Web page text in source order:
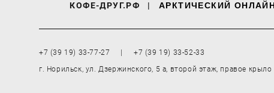
КОФЕ-ДРУГ.РФ | АРКТИЧЕСКИЙ
+7 (39 19) 33-77-27 | +7 (39 19) 33-52-33
г. Норильск, ул. Дзержинского, 5 а, второй этаж, правое крыло